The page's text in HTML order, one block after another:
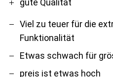
gute Qualität
Viel zu teuer für die
Funktionalität
Etwas schwach für
preis ist etwas hoch